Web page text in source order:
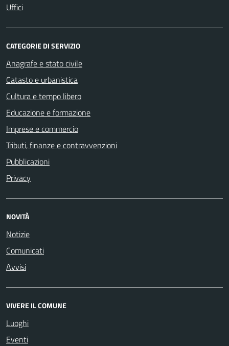
Uffici
CATEGORIE DI SERVIZIO
Anagrafe e stato civile
Catasto e urbanistica
Cultura e tempo libero
Educazione e formazione
Imprese e commercio
Tributi, finanze e contravvenzioni
Pubblicazioni
Privacy
NOVITÀ
Notizie
Comunicati
Avvisi
VIVERE IL COMUNE
Luoghi
Eventi